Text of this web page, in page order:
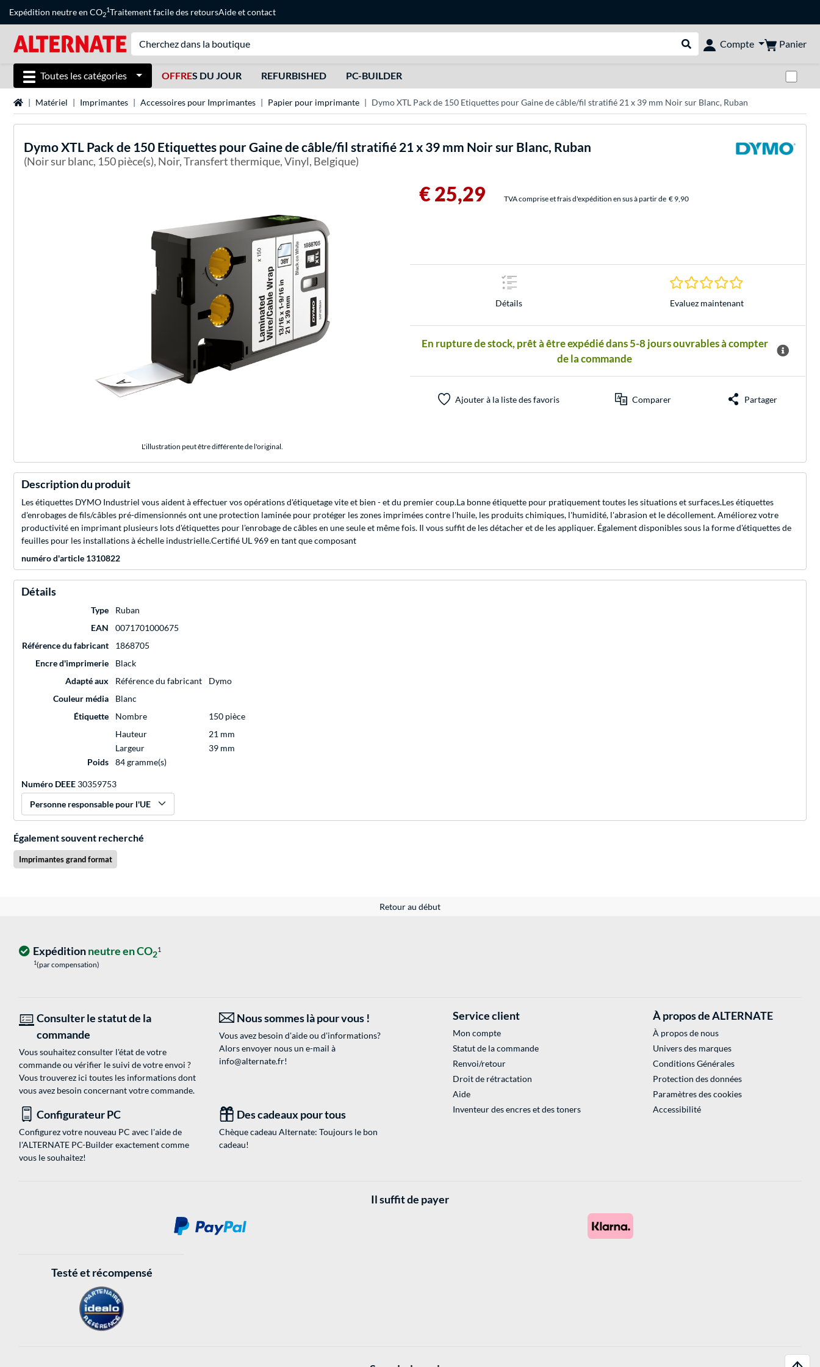
Expédition neutre en CO2
1Traitement facile des retoursAideetcontact
Rechercher dans le shop
Compte Panier
Toutes les catégories OFFRES DU JOUR REFURBISHED PC-BUILDER
Page d'accueil
Matériel Imprimantes Accessoires pour Imprimantes Papier pour imprimante Dymo XTL Pack de 150 Etiquettes pour Gaine de câble/fil stratifié 21 x 39 mm Noir sur Blanc, Ruban
DymoXTL Pack de 150 Etiquettes pour Gaine de câble/fil stratifié 21 x 39 mm Noir sur Blanc, Ruban
(Noir sur blanc, 150 pièce(s), Noir, Transfert thermique, Vinyl, Belgique)
L'illustration peut être différente de l'original.
€ 25,29 TVA comprise et frais d'expédition en sus à partir de € 9,90
Détails
0.0 Étoiles à 0
Evaluez maintenant
En rupture de stock, prêt à être expédié dans 5-8 jours ouvrables à compter
de la commande
Ajouter à la liste des favoris Comparer Partager
Description du produit
Les étiquettes DYMO Industriel vous aident à effectuer vos opérations d'étiquetage vite et bien - et du premier coup.La bonne étiquette pour pratiquement toutes les situations et surfaces.Les étiquettes
d'enrobages de fils/câbles pré-dimensionnés ont une protection laminée pour protéger les zones imprimées contre l'huile, les produits chimiques, l'humidité, l'abrasion et le décollement. Améliorez votre
productivité en imprimant plusieurs lots d'étiquettes pour l'enrobage de câbles en une seule et même fois. Il vous suffit de les détacher et de les appliquer. Également disponibles sous la forme d'étiquettes de
feuilles pour les installations à échelle industrielle.Certifié UL 969 en tant que composant
numéro d'article 1310822
Détails
Type
Ruban
EAN
0071701000675
Référence du fabricant
1868705
Encre d'imprimerie
Black
Adapté aux
Référence du fabricant
Dymo
Couleur média
Blanc
Étiquette
Nombre
150 pièce
Hauteur
21 mm
Largeur
39 mm
Poids
84 gramme(s)
Numéro DEEE 30359753
Personne responsable pour l'UE
Également souvent recherché
Imprimantes grand format
Retour au début
Expéditionneutre en CO21
1(par compensation)
Consulter le statut de la
commande
Vous souhaitez consulter l'état de votre
commande ou vérifier le suivi de votre envoi ?
Vous trouverez ici toutes les informations dont
vous avez besoin concernant votre commande.
Nous sommes là pour vous !
Vous avez besoin d'aide ou d'informations?
Alors envoyer nous un e-mail à
info@alternate.fr!
Configurateur PC
Configurez votre nouveau PC avec l'aide de
l'ALTERNATE PC-Builder exactement comme
vous le souhaitez!
Des cadeaux pour tous
Chèque cadeau Alternate: Toujours le bon
cadeau!
Service client
Mon compte
Statut de la commande
Renvoi/retour
Droit de rétractation
Aide
Inventeur des encres et des toners
À propos de ALTERNATE
À propos de nous
Univers des marques
Conditions Générales
Protection des données
Paramètres des cookies
Accessibilité
Il suffit de payer
Testé et récompensé